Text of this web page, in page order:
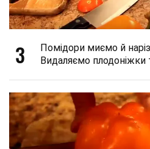
3
Помідори миємо й
Видаляємо плодоніжки